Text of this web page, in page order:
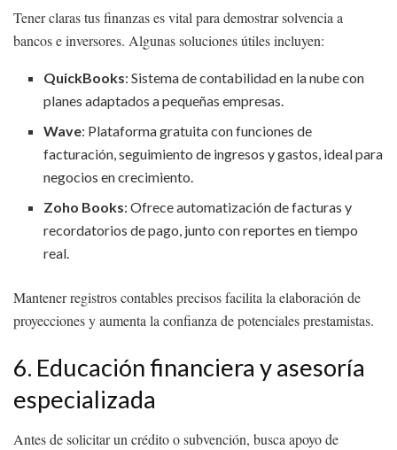
Tener claras tus finanzas es vital para demostrar solvencia a
bancos e inversores. Algunas soluciones útiles incluyen:
QuickBooks: Sistema de contabilidad en la nube con
planes adaptados a pequeñas empresas.
Wave: Plataforma gratuita con funciones de
facturación, seguimiento de ingresos y gastos, ideal para
negocios en crecimiento.
Zoho Books: Ofrece automatización de facturas y
recordatorios de pago, junto con reportes en tiempo
real.
Mantener registros contables precisos facilita la elaboración de
proyecciones y aumenta la confianza de potenciales prestamistas.
6. Educación financiera y asesoría
especializada
Antes de solicitar un crédito o subvención, busca apoyo de